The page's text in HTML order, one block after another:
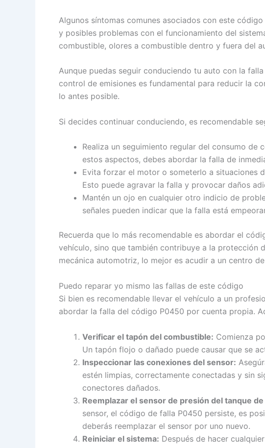
Algunos síntomas comunes asociados con este
y posibles problemas con el funcionamiento del
combustible, olores a combustible dentro y fuera del
Aunque puedas seguir conduciendo tu auto con la
control de emisiones es fundamental para reducir la
lo antes posible.
Si decides continuar conduciendo, es recomendable
Realiza un seguimiento regular del consumo
estos aspectos, debes abordar la falla de
Evita forzar el motor o someterlo a situaciones
Esto puede agravar la falla y provocar daños
Mantén un ojo en cualquier otro indicio de
señales pueden indicar que la falla está
Recuerda que lo más recomendable es abordar el
vehículo, sino que también contribuye a la protección
mecánica automotriz, lo mejor es acudir a un centro
Puedo reparar yo mismo las fallas de este código
Si bien es recomendable llevar el vehículo a un
abordar la falla del código P0450 por cuenta propia.
Verificar el tapón del combustible: Comienza
Un tapón flojo o dañado puede causar que se
Inspeccionar las conexiones del sensor:
estén limpias, correctamente conectadas y sin
conectores dañados.
Reemplazar el sensor de presión del tanque
sensor, el código de falla P0450 persiste, es
deberás reemplazar el sensor por uno nuevo.
Reiniciar el sistema: Después de hacer